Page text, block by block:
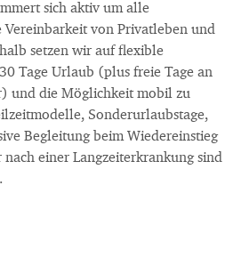
sich aktiv um alle
von Privatleben und
setzen wir auf flexible
Tage Urlaub (plus freie Tage an
und die Möglichkeit mobil zu
Sonderurlaubstage,
Begleitung beim Wiedereinstieg
einer Langzeiterkrankung sind